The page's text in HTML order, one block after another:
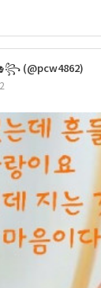
(@pcw4862)